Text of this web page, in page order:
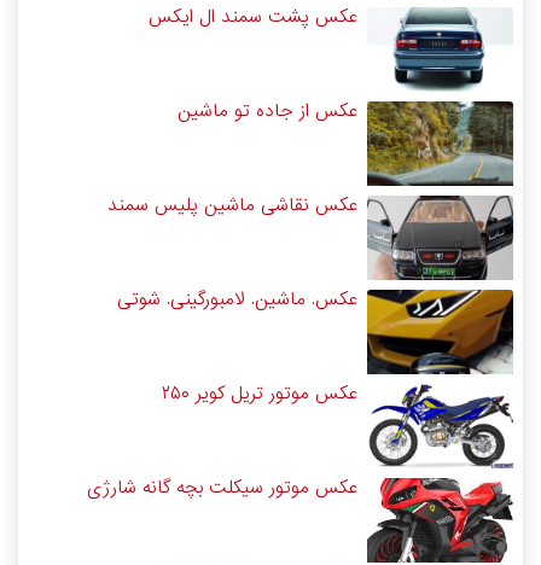
عکس پشت سمند ال ایکس
عکس از جاده تو ماشین
عکس نقاشی ماشین پلیس سمند
عکس. ماشین. لامبورگینی. شوتی
عکس موتور تریل کویر ۲۵۰
عکس موتور سیکلت بچه گانه شارژی